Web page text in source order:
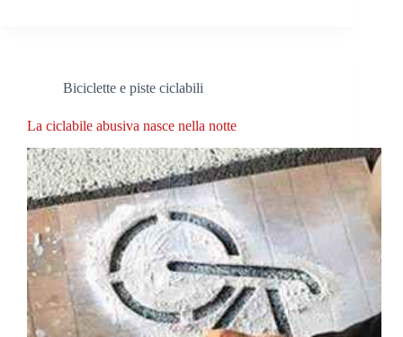
Biciclette e piste ciclabili
La ciclabile abusiva nasce nella notte